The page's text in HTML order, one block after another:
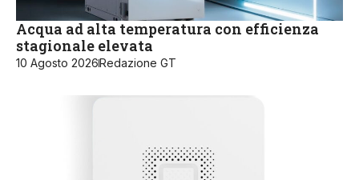
Acqua ad alta temperatura con efficienza
stagionale elevata
10 Agosto 2026Redazione GT